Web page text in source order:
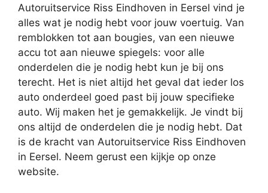
Autoruitservice Riss Eindhoven in Eersel vind je
alles wat je nodig hebt voor jouw voertuig. Van
remblokken tot aan bougies, van een nieuwe
accu tot aan nieuwe spiegels: voor alle
onderdelen die je nodig hebt kun je bij ons
terecht. Het is niet altijd het geval dat ieder los
auto onderdeel goed past bij jouw specifieke
auto. Wij maken het je gemakkelijk. Je vindt bij
ons altijd de onderdelen die je nodig hebt. Dat
is de kracht van Autoruitservice Riss Eindhoven
in Eersel. Neem gerust een kijkje op onze
website.